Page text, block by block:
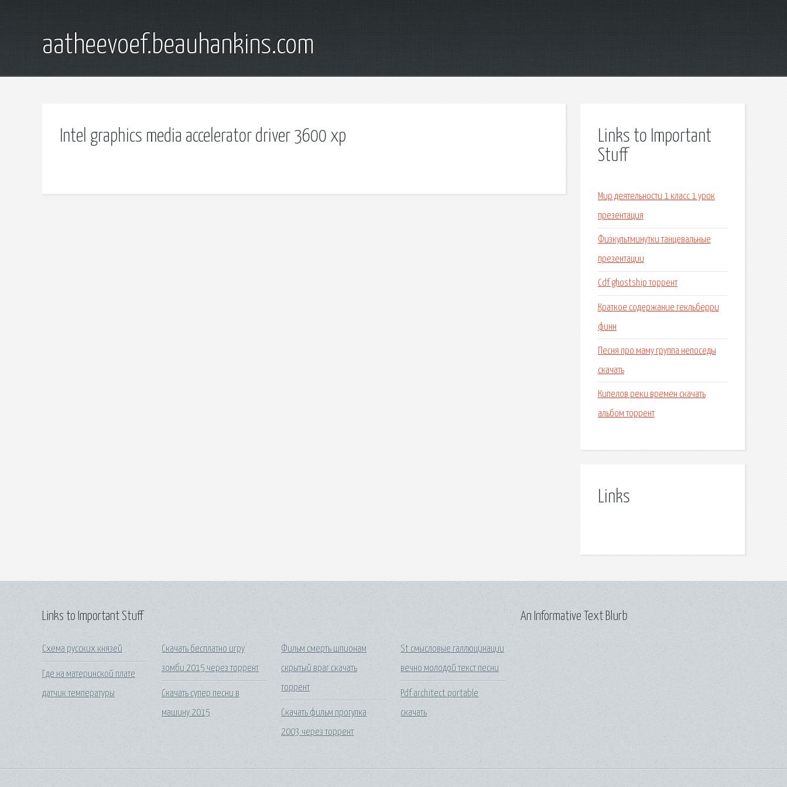
aatheevoef.beauhankins.com
Intel graphics media accelerator driver 3600 xp
Links to Important
Stuff
Мир деятельности 1 класс 1 урок
презентация
Физкультминутки танцевальные
презентации
Cdf ghostship торрент
Краткое содержание гекльберри
финн
Песня про маму группа непоседы
скачать
Кипелов реки времен скачать
альбом торрент
Links
Links to Important Stuff
Схема русских князей
Где на материнской плате
датчик температуры
Скачать бесплатно игру
зомби 2015 через торрент
Скачать супер песни в
машину 2015
Фильм смерть шпионам
скрытый враг скачать
торрент
Скачать фильм прогулка
2003 через торрент
St смысловые галлюцинации
вечно молодой текст песни
Pdf architect portable
скачать
An Informative Text Blurb